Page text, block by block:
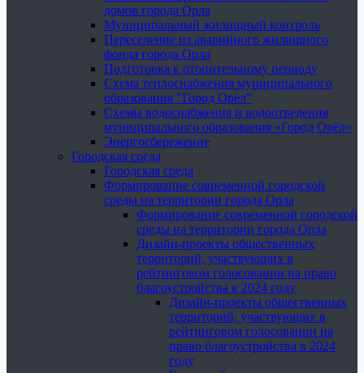
домов города Орла
Муниципальный жилищный контроль
Переселение из аварийного жилищного
фонда города Орла
Подготовка к отопительному периоду
Схема теплоснабжения муниципального
образования "Город Орёл"
Схемы водоснабжения и водоотведения
муниципального образования «Город Орёл»
Энергосбережение
Городская среда
Городская среда
Формирование современной городской
среды на территории города Орла
Формирование современной городской
среды на территории города Орла
Дизайн-проекты общественных
территорий, участвующих в
рейтинговом голосовании на право
благоустройства в 2024 году
Дизайн-проекты общественных
территорий, участвующих в
рейтинговом голосовании на
право благоустройства в 2024
году